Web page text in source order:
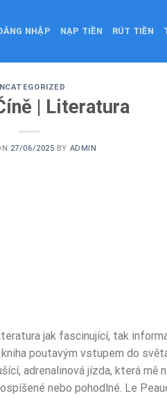
NHẬP NẠP TIỀN RÚT TIỀN
| Literatura
27/06/2025 BY ADMIN
jak fascinující, tak
poutavým vstupem do
adrenalinová jízda, která mě
nebo pohodlné. Le